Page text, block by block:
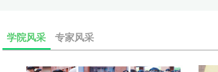
学院风采 专家风采